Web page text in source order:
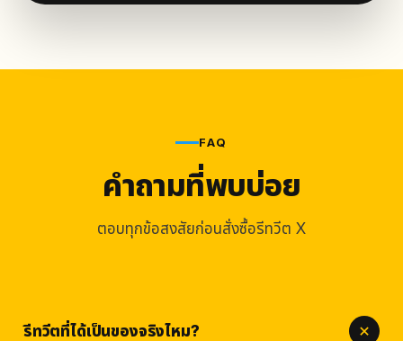
FAQ
คำถามที่พบบ่อย
ตอบทุกข้อสงสัยก่อนสั่งซื้อรีทวีต X
รีทวีตที่ได้เป็นของจริงไหม?